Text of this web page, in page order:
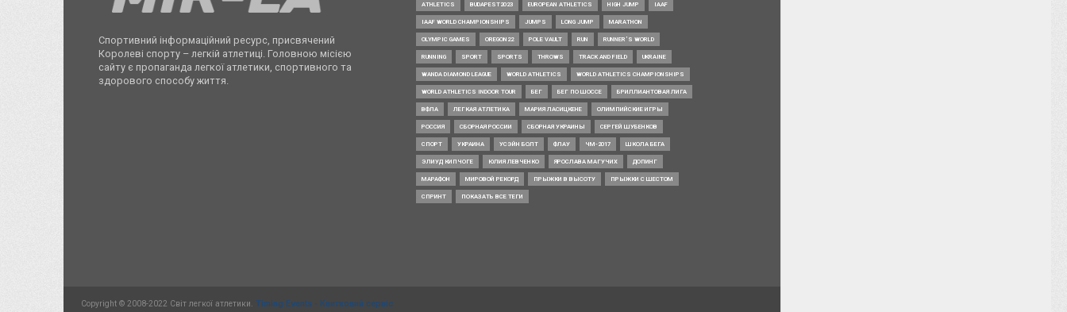
Спортивний інформаційний ресурс, присвячений
Королеві спорту – легкій атлетиці. Головною місією
сайту є пропаганда легкої атлетики, спортивного та
здорового способу життя.
ATHLETICS BUDAPEST2023 EUROPEAN ATHLETICS HIGH JUMP IAAF
IAAF WORLD CHAMPIONSHIPS JUMPS LONG JUMP MARATHON
OLYMPIC GAMES OREGON22 POLE VAULT RUN RUNNER’S WORLD
RUNNING SPORT SPORTS THROWS TRACK AND FIELD UKRAINE
WANDA DIAMOND LEAGUE WORLD ATHLETICS WORLD ATHLETICS CHAMPIONSHIPS
WORLD ATHLETICS INDOOR TOUR БЕГ БЕГ ПО ШОССЕ БРИЛЛИАНТОВАЯ ЛИГА
ВФЛА ЛЕГКАЯ АТЛЕТИКА МАРИЯ ЛАСИЦКЕНЕ ОЛИМПИЙСКИЕ ИГРЫ
РОССИЯ СБОРНАЯ РОССИИ СБОРНАЯ УКРАИНЫ СЕРГЕЙ ШУБЕНКОВ
СПОРТ УКРАИНА УСЭЙН БОЛТ ФЛАУ ЧМ-2017 ШКОЛА БЕГА
ЭЛИУД КИПЧОГЕ ЮЛИЯ ЛЕВЧЕНКО ЯРОСЛАВА МАГУЧИХ ДОПИНГ
МАРАФОН МИРОВОЙ РЕКОРД ПРЫЖКИ В ВЫСОТУ ПРЫЖКИ С ШЕСТОМ
СПРИНТ ПОКАЗАТЬ ВСЕ ТЕГИ
Copyright © 2008-2022 Світ легкої атлетики.Timing Events - Квитковий сервіс